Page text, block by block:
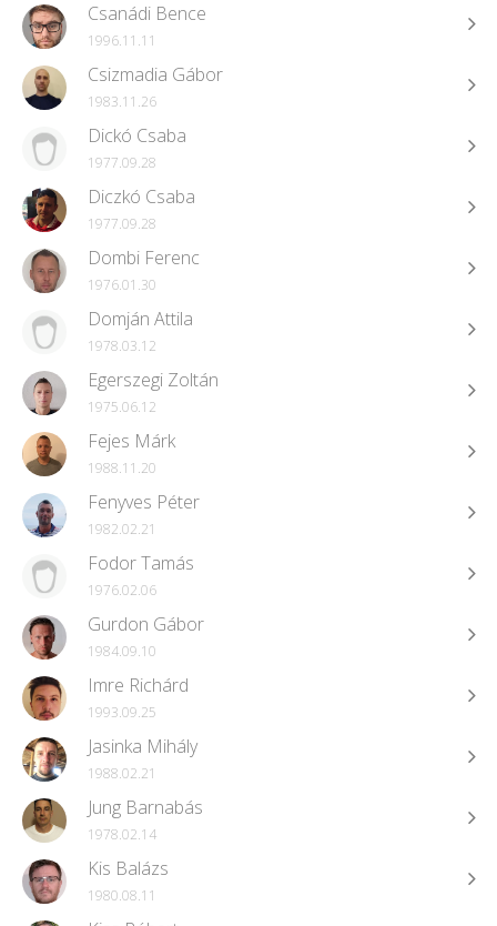
Csanádi Bence
1996.11.11
Csizmadia Gábor
1983.11.26
Dickó Csaba
1977.09.28
Diczkó Csaba
1977.09.28
Dombi Ferenc
1976.01.30
Domján Attila
1978.03.12
Egerszegi Zoltán
1975.06.12
Fejes Márk
1988.11.20
Fenyves Péter
1982.02.21
Fodor Tamás
1976.02.06
Gurdon Gábor
1984.09.10
Imre Richárd
1993.09.25
Jasinka Mihály
1988.02.21
Jung Barnabás
1978.02.14
Kis Balázs
1980.08.11